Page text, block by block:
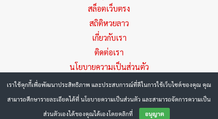
สล็อตเว็บตรง
สถิติหวยลาว
เกี่ยวกับเรา
ติดต่อเรา
นโยบายความเป็นส่วนตัว
Copyright © 2026 Huayza.com หวยเด็ด มัดรวมเลขเด็ด แนวทาง
ผลหวยล่าสุด
เราใช้คุกกี้เพื่อพัฒนาประสิทธิภาพ และประสบการณ์ที่ดีในการใช้เว็บไซต์ของคุณ คุณ
สามารถศึกษารายละเอียดได้ที่ นโยบายความเป็นส่วนตัว และสามารถจัดการความเป็น
ส่วนตัวเองได้ของคุณได้เองโดยคลิกที่
อนุญาต